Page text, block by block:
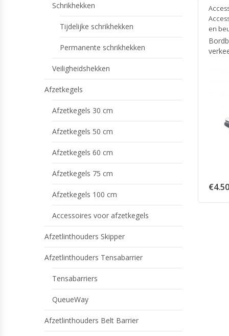
en
€4.50
Schrikhekken
Tijdelijke schrikhekken
Permanente schrikhekken
Veiligheidshekken
Afzetkegels
Afzetkegels 30 cm
Afzetkegels 50 cm
Afzetkegels 60 cm
Afzetkegels 75 cm
Afzetkegels 100 cm
Accessoires voor afzetkegels
Afzetlinthouders Skipper
Afzetlinthouders Tensabarrier
Tensabarriers
QueueWay
Afzetlinthouders Belt Barrier